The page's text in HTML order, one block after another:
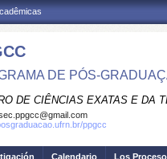
DE PÓS-
DE CIÊNCIAS EXATAS E DA
ppgcc
Calendario Los